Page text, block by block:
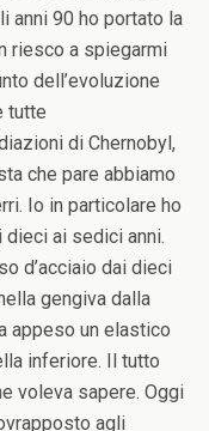
anni 90 ho portato la
riesco a spiegarmi
dell’evoluzione
tutte
di Chernobyl,
che pare abbiamo
Io in particolare ho
dieci ai sedici anni.
d’acciaio dai dieci
gengiva dalla
appeso un elastico
inferiore. Il tutto
voleva sapere. Oggi
agli